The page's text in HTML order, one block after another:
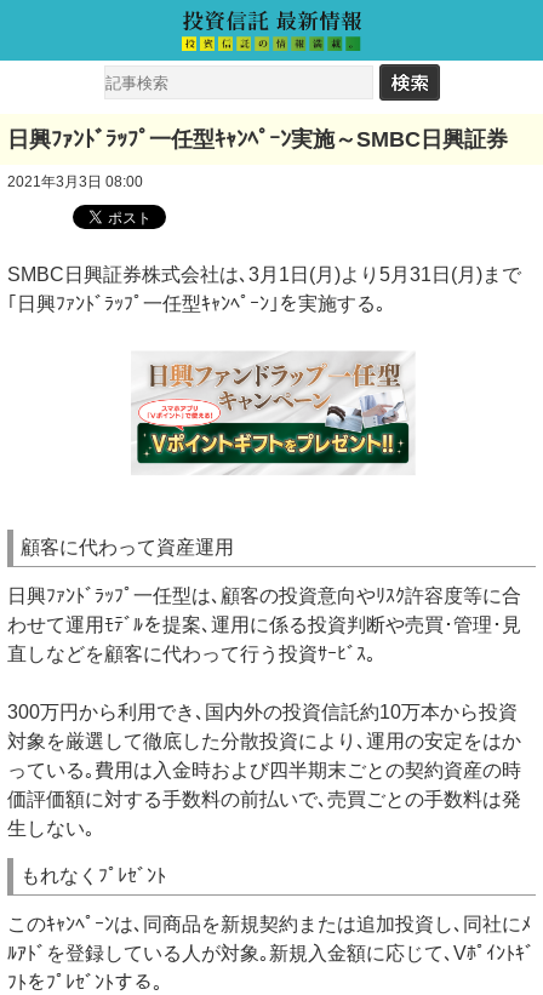
日興ﾌｧﾝﾄﾞﾗｯﾌﾟ一任型ｷｬﾝﾍﾟｰﾝ実施～SMBC日興証券
2021年3月3日 08:00
SMBC日興証券株式会社は､3月1日(月)より5月31日(月)まで
｢日興ﾌｧﾝﾄﾞﾗｯﾌﾟ一任型ｷｬﾝﾍﾟｰﾝ｣を実施する｡
顧客に代わって資産運用
日興ﾌｧﾝﾄﾞﾗｯﾌﾟ一任型は､顧客の投資意向やﾘｽｸ許容度等に合
わせて運用ﾓﾃﾞﾙを提案､運用に係る投資判断や売買･管理･見
直しなどを顧客に代わって行う投資ｻｰﾋﾞｽ｡
300万円から利用でき､国内外の投資信託約10万本から投資
対象を厳選して徹底した分散投資により､運用の安定をはか
っている｡費用は入金時および四半期末ごとの契約資産の時
価評価額に対する手数料の前払いで､売買ごとの手数料は発
生しない｡
もれなくﾌﾟﾚｾﾞﾝﾄ
このｷｬﾝﾍﾟｰﾝは､同商品を新規契約または追加投資し､同社にﾒ
ﾙｱﾄﾞを登録している人が対象｡新規入金額に応じて､Vﾎﾟｲﾝﾄｷﾞ
ﾌﾄをﾌﾟﾚｾﾞﾝﾄする｡